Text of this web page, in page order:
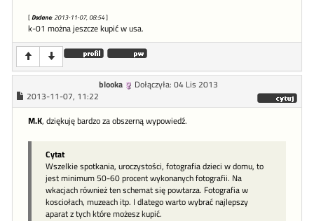
[Dodano: 2013-11-07, 08:54]
k-01 można jeszcze kupić w usa.
blooka
Dołączyła: 04 Lis 2013
2013-11-07, 11:22
M.K, dziękuję bardzo za obszerną wypowiedź.
Cytat
Wszelkie spotkania, uroczystości, fotografia dzieci w domu, to
jest minimum 50-60 procent wykonanych fotografii. Na
wkacjach również ten schemat się powtarza. Fotografia w
kosciołach, muzeach itp. I dlatego warto wybrać najlepszy
aparat z tych które możesz kupić.